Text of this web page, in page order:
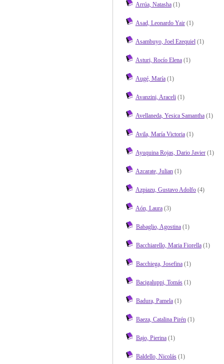
Arrúa, Natasha(1)
Asad, Leonardo Yair(1)
Asambuyo, Joel Ezequiel(1)
Asturi, Rocío Elena(1)
Augé, María(1)
Avanzini, Araceli(1)
Avellaneda, Yesica Samantha(1)
Avila, María Victoria(1)
Ayuquina Rojas, Dario Javier(1)
Azcarate, Julian(1)
Azpiazu, Gustavo Adolfo(4)
Aón, Laura(3)
Babaglio, Agostina(1)
Bacchiarello, Maria Fiorella(1)
Bacchiega, Josefina(1)
Bacigaluppi, Tomás(1)
Badura, Pamela(1)
Baeza, Catalina Pirén(1)
Bajo, Pierina(1)
Baldello, Nicolás(1)